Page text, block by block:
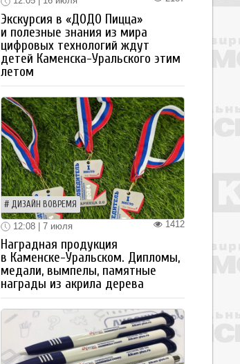
Экскурсия в «ДОДО Пицца»
и полезные знания из мира
цифровых технологий ждут
детей Каменска-Уральского этим
летом
ДИЗАЙН ВОВРЕМЯ
1412
12:08 | 7 июля
Наградная продукция
в Каменске-Уральском. Дипломы,
медали, вымпелы, памятные
награды из акрила дерева